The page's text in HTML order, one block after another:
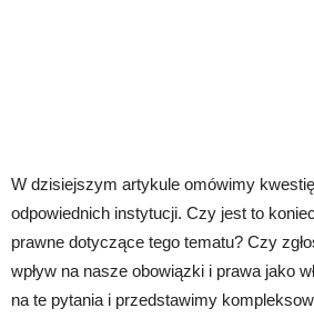
W dzisiejszym artykule omówimy
odpowiednich instytucji. Czy jest to
prawne dotyczące tego tematu? Czy
wpływ na nasze obowiązki i prawa jako
na te pytania i przedstawimy